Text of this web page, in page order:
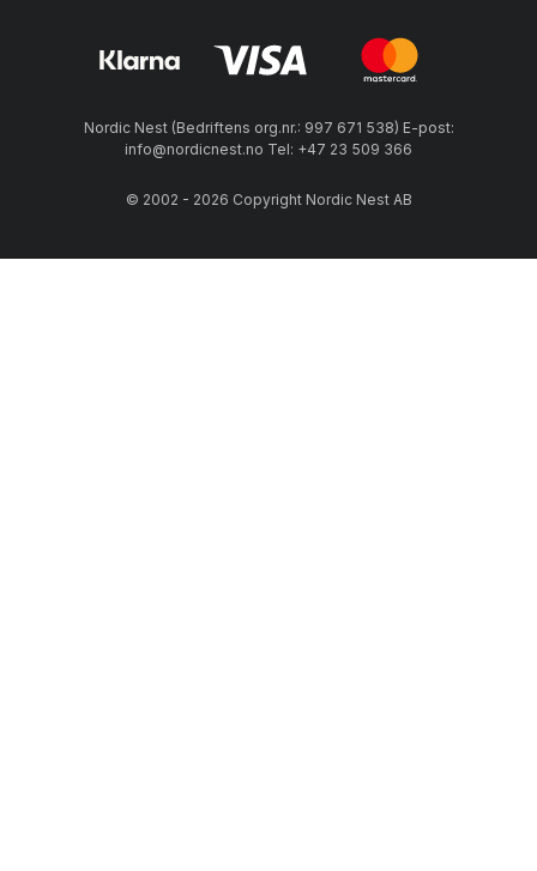
Kombinasjonen av ikoniske designklassikere og moderne
Siden flere av deres mest populære produkter ble designet
begrepet “tidløst”.Dette gjør GUBI til en spennende og
Nordic Nest (Bedriftens org.nr.: 997 671 538) E-post:
info@nordicnest.no Tel: +47 23 509 366
© 2002 - 2026 Copyright Nordic Nest AB